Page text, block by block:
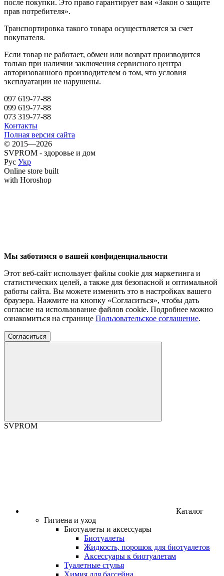
после покупки. Это право гарантирует вам «Закон о защите
прав потребителя».
Транспортировка такого товара осуществляется за счет
покупателя.
Если товар не работает, обмен или возврат производится
только при наличии заключения сервисного центра
авторизованного производителем о том, что условия
эксплуатации не нарушены.
097 619-77-88
099 619-77-88
073 319-77-88
Контакты
Полная версия сайта
© 2015—2026
SVPROM - здоровье и дом
Рус Укр
Online store built
with Horoshop
Мы заботимся о вашей конфиденциальности
Этот веб-сайт использует файлы cookie для маркетинга и
статистических целей, а также для безопасной и оптимальной
работы сайта. Вы можете изменить это в настройках вашего
браузера. Нажмите на кнопку «Согласиться», чтобы дать
согласие на использование файлов cookie. Подробнее можно
ознакомиться на странице Пользовательское соглашение.
Согласиться
SVPROM
Каталог
Гигиена и уход
Биотуалеты и аксессуары
Биотуалеты
Жидкость, порошок для биотуалетов
Аксессуары к биотуалетам
Туалетные стулья
Химия для бассейна